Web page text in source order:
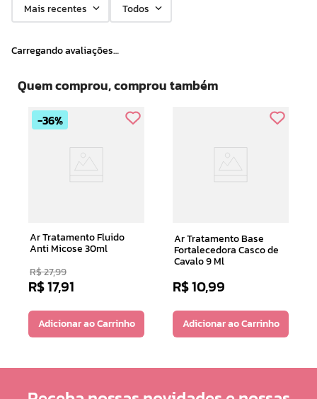
Mais recentes Todos
Carregando avaliações…
Quem comprou, comprou também
36%
Ar Tratamento Fluido
Anti Micose 30ml
R$27,99
R$17,91
Adicionar ao Carrinho
Ar Tratamento Base
Fortalecedora Casco de
Cavalo 9 Ml
R$10,99
Adicionar ao Carrinho